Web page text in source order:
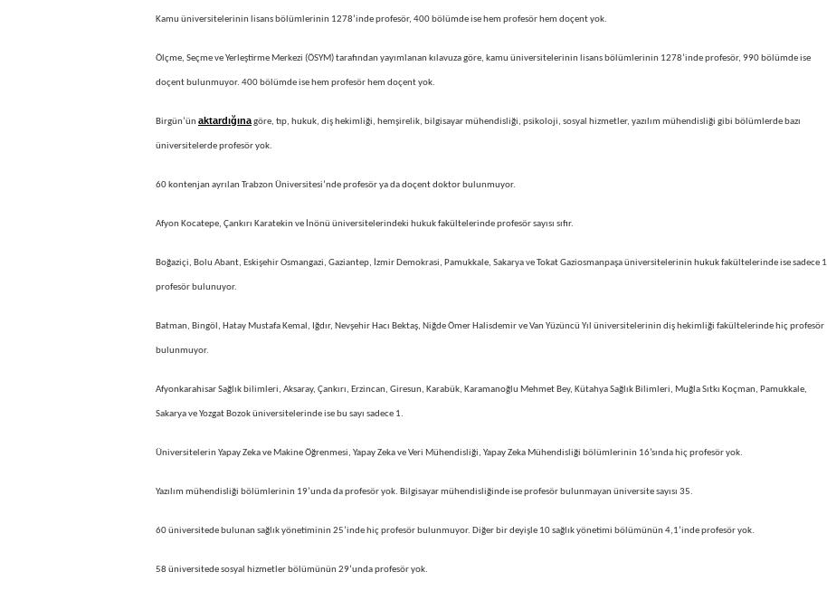
Kamu üniversitelerinin lisans bölümlerinin 1278’inde profesör, 400 bölümde ise hem profesör hem doçent yok.
Ölçme, Seçme ve Yerleştirme Merkezi (ÖSYM) tarafından yayımlanan kılavuza göre, kamu üniversitelerinin lisans bölümlerinin 1278’inde profesör, 990 bölümde ise
doçent bulunmuyor. 400 bölümde ise hem profesör hem doçent yok.
Birgün’ün aktardığınagöre, tıp, hukuk, diş hekimliği, hemşirelik, bilgisayar mühendisliği, psikoloji, sosyal hizmetler, yazılım mühendisliği gibi bölümlerde bazı
üniversitelerde profesör yok.
60 kontenjan ayrılan Trabzon Üniversitesi’nde profesör ya da doçent doktor bulunmuyor.
Afyon Kocatepe, Çankırı Karatekin ve İnönü üniversitelerindeki hukuk fakültelerinde profesör sayısı sıfır.
Boğaziçi, Bolu Abant, Eskişehir Osmangazi, Gaziantep, İzmir Demokrasi, Pamukkale, Sakarya ve Tokat Gaziosmanpaşa üniversitelerinin hukuk fakültelerinde ise sadece 1
profesör bulunuyor.
Batman, Bingöl, Hatay Mustafa Kemal, Iğdır, Nevşehir Hacı Bektaş, Niğde Ömer Halisdemir ve Van Yüzüncü Yıl üniversitelerinin diş hekimliği fakültelerinde hiç profesör
bulunmuyor.
Afyonkarahisar Sağlık bilimleri, Aksaray, Çankırı, Erzincan, Giresun, Karabük, Karamanoğlu Mehmet Bey, Kütahya Sağlık Bilimleri, Muğla Sıtkı Koçman, Pamukkale,
Sakarya ve Yozgat Bozok üniversitelerinde ise bu sayı sadece 1.
Üniversitelerin Yapay Zeka ve Makine Öğrenmesi, Yapay Zeka ve Veri Mühendisliği, Yapay Zeka Mühendisliği bölümlerinin 16’sında hiç profesör yok.
Yazılım mühendisliği bölümlerinin 19’unda da profesör yok. Bilgisayar mühendisliğinde ise profesör bulunmayan üniversite sayısı 35.
60 üniversitede bulunan sağlık yönetiminin 25’inde hiç profesör bulunmuyor. Diğer bir deyişle 10 sağlık yönetimi bölümünün 4,1’inde profesör yok.
58 üniversitede sosyal hizmetler bölümünün 29’unda profesör yok.